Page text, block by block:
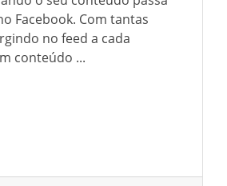
Facebook. Com tantas
no feed a cada
conteúdo ...